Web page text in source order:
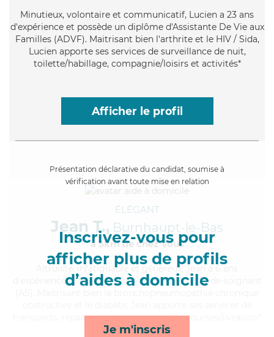
Minutieux, volontaire et communicatif, Lucien a 23 ans
d'expérience et possède un diplôme d'Assistante De Vie aux
Familles (ADVF). Maitrisant bien l'arthrite et le HIV / Sida,
Lucien apporte ses services de surveillance de nuit,
toilette/habillage, compagnie/loisirs et activités*
Afficher le profil
Présentation déclarative du candidat, soumise à
vérification avant toute mise en relation
Inscrivez-vous pour
afficher plus de profils
d’aides à domicile
Je m'inscris
ÉLÉGANT
Jean T., Burnhaupt-le-Bas
à 5km de chez Vous
, infatiguable et généreux, Jean a 6 ans
d'expérience et possède un diplôme d'Etat d'aide-soignant
transports, repas, surveillance de nuit et courses/livraison*